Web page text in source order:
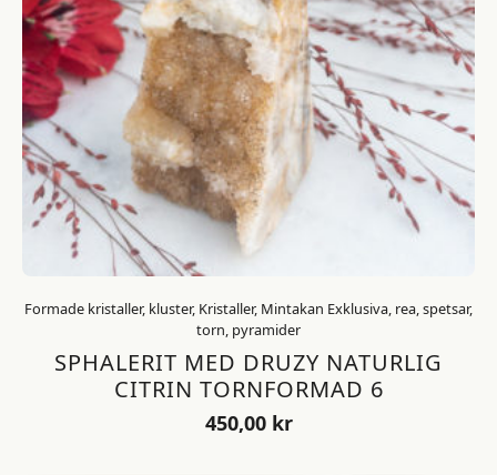
Formade kristaller, kluster, Kristaller, Mintakan Exklusiva, rea, spetsar,
torn, pyramider
SPHALERIT MED DRUZY NATURLIG
CITRIN TORNFORMAD 6
450,00 kr